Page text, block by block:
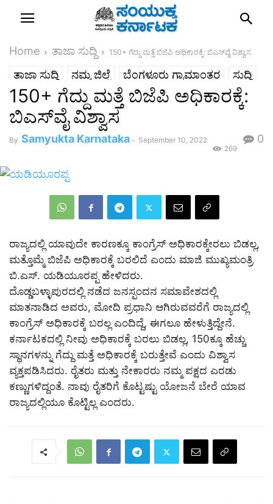
Home ತಾಜಾ ಸುದ್ದಿ 150+ ಗೆದ್ದು ಮತ್ತೆ ಬಿಜೆಪಿ ಅಧಿಕಾರಕ್ಕೆ: ಬಿಎಸ್‌ವೈ ವಿಶ್ವಾಸ
ತಾಜಾ ಸುದ್ದಿ ನಮ್ಮ ಜಿಲ್ಲೆ ಬೆಂಗಳೂರು ಗ್ರಾಮಾಂತರ
ಸುದ್ದಿ
ರಾಜ್ಯ
150+ ಗೆದ್ದು ಮತ್ತೆ ಬಿಜೆಪಿ ಅಧಿಕಾರಕ್ಕೆ:
ಬಿಎಸ್‌ವೈ ವಿಶ್ವಾಸ
By Samyukta Karnataka - September 10, 2022 0
269
ರಾಜ್ಯದಲ್ಲಿ ಯಾವುದೇ ಕಾರಣಕ್ಕೂ ಕಾಂಗ್ರೆಸ್ ಅಧಿಕಾರಕ್ಕೇರಲು ಬಿಡಲ್ಲ,
ಮತ್ತೊಮ್ಮೆ ಬಿಜೆಪಿ ಅಧಿಕಾರಕ್ಕೆ ಬರಲಿದೆ ಎಂದು ಮಾಜಿ ಮುಖ್ಯಮಂತ್ರಿ
ಬಿ.ಎಸ್. ಯಡಿಯೂರಪ್ಪ ಹೇಳಿದರು.
ದೊಡ್ಡಬಳ್ಳಾಪುರದಲ್ಲಿ ನಡೆದ ಜನಸ್ಪಂದನ ಸಮಾವೇಶದಲ್ಲಿ
ಮಾತನಾಡಿದ ಅವರು, ಮೋದಿ ಪ್ರಧಾನಿ ಆಗಿರುವವರೆಗೆ ರಾಜ್ಯದಲ್ಲಿ
ಕಾಂಗ್ರೆಸ್ ಅಧಿಕಾರಕ್ಕೆ ಬರಲ್ಲ ಎಂದಿದ್ದೆ, ಈಗಲೂ ಹೇಳುತ್ತಿದ್ದೇನೆ.
ಕರ್ನಾಟಕದಲ್ಲಿ ನೀವು ಅಧಿಕಾರಕ್ಕೆ ಬರಲು ಬಿಡಲ್ಲ,‌ 150ಕ್ಕೂ ಹೆಚ್ಚು
ಸ್ಥಾನಗಳನ್ನು ಗೆದ್ದು ಮತ್ತೆ ಅಧಿಕಾರಕ್ಕೆ ಬರುತ್ತೇವೆ ಎಂದು ವಿಶ್ವಾಸ
ವ್ಯಕ್ತಪಡಿಸಿದರು. ರೈತರು ಮತ್ತು ನೇಕಾರರು ನಮ್ಮ ಪಕ್ಷದ ಎರಡು
ಕಣ್ಣುಗಳಿದ್ದಂತೆ. ನಾವು ರೈತರಿಗೆ ಕೊಟ್ಟಷ್ಟು ಯೋಜನೆ ಬೇರೆ ಯಾವ
ರಾಜ್ಯದಲ್ಲಿಯೂ ಕೊಟ್ಟಿಲ್ಲ ಎಂದರು.